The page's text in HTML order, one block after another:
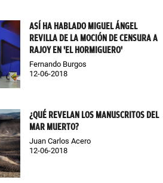
ASÍ HA HABLADO MIGUEL ÁNGEL
REVILLA DE LA MOCIÓN DE CENSURA A
RAJOY EN 'EL HORMIGUERO'
Fernando Burgos
12-06-2018
¿QUÉ REVELAN LOS MANUSCRITOS DEL
MAR MUERTO?
Juan Carlos Acero
12-06-2018